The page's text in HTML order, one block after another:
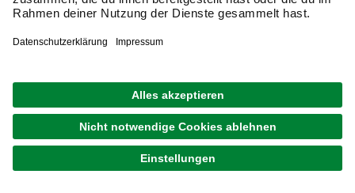
Wohnstil integrieren lassen. Ob eine
ohne oder
, Steckerleuchte oder Halogen Wandleuchte - für welche
Variante Du Dich auch entscheidest, Du wirst hellauf
begeistert sein.
Die Wandleuchte für den besonderen
Touch